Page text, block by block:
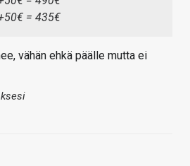
= 435€
vähän ehkä päälle mutta ei